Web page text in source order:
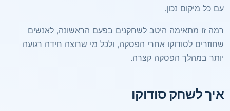
עם כל מיקום נכון.
רמה זו מתאימה היטב לשחקנים בפעם הראשונה, לאנשים
שחוזרים לסודוקו אחרי הפסקה, ולכל מי שרוצה חידה רגועה
יותר במהלך הפסקה קצרה.
איך לשחק סודוקו